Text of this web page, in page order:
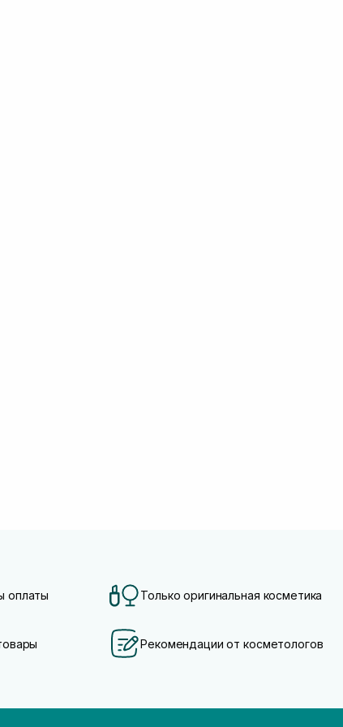
оплаты Только оригинальная косметика
Рекомендации от косметологов